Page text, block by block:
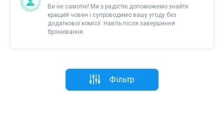
Ви не самотні! Ми з радістю допоможемо знайти
кращий човен і супроводимо вашу угоду без
додаткової комісії. Навіть після завершення
бронювання.
Фільтр